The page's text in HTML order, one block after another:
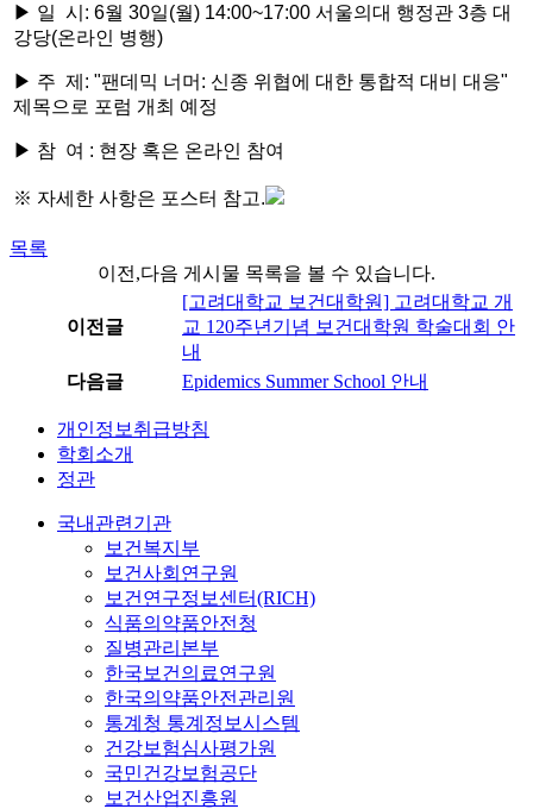
▶ 일 시: 6월 30일(월) 14:00~17:00 서울의대 행정관 3층 대
강당(온라인 병행)
▶ 주 제: "팬데믹 너머: 신종 위협에 대한 통합적 대비 대응"
제목으로 포럼 개최 예정
▶ 참 여 : 현장 혹은 온라인 참여
※ 자세한 사항은 포스터 참고.
목록
이전,다음 게시물 목록을 볼 수 있습니다.
이전글
[고려대학교 보건대학원] 고려대학교 개
교 120주년기념 보건대학원 학술대회 안
내
다음글
Epidemics Summer School 안내
개인정보취급방침
학회소개
정관
국내관련기관
보건복지부
보건사회연구원
보건연구정보센터(RICH)
식품의약품안전청
질병관리본부
한국보건의료연구원
한국의약품안전관리원
통계청 통계정보시스템
건강보험심사평가원
국민건강보험공단
보건산업진흥원